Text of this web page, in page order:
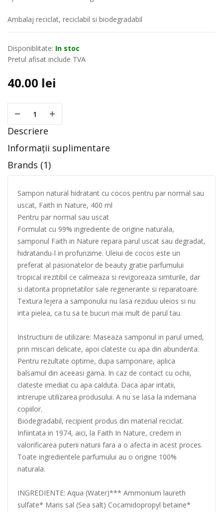
Ambalaj reciclat, reciclabil si biodegradabil
Disponiblitate: In stoc
Pretul afisat include TVA
40.00 lei
Descriere
Informații suplimentare
Brands (1)
Sampon natural hidratant cu cocos pentru par normal sau
uscat, Faith in Nature, 400 ml
Pentru par normal sau uscat
Formulat cu 99% ingrediente de origine naturala,
samponul Faith in Nature repara parul uscat sau degradat,
hidratandu-l in profunzime. Uleiui de cocos este un
preferat al pasionatelor de beauty gratie parfumului
tropical irezitibil ce calmeaza si revigoreaza simturile, dar
si datorita proprietatilor sale regenerante si reparatoare.
Textura lejera a samponului nu lasa reziduu uleios si nu
irita pielea, ca tu sa te bucuri mai mult de parul tau.
Instructiuni de utilizare: Maseaza samponul in parul umed,
prin miscari delicate, apoi clateste cu apa din abundenta.
Pentru rezultate optime, dupa samponare, aplica
balsamul din aceeasi gama. In caz de contact cu ochii,
clateste imediat cu apa calduta. Daca apar iritatii,
intrerupe utilizarea produsului. A nu se lasa la indemana
copiilor.
Biodegradabil, recipient produs din material reciclat.
Infiintata in 1974, aici, la Faith In Nature, credem in
valorificarea puterii naturii fara a o afecta in acest proces.
Toate ingredientele parfumului au o origine 100%
naturala.
INGREDIENTE: Aqua (Water)*** Ammonium laureth
sulfate* Maris sal (Sea salt) Cocamidopropyl betaine*